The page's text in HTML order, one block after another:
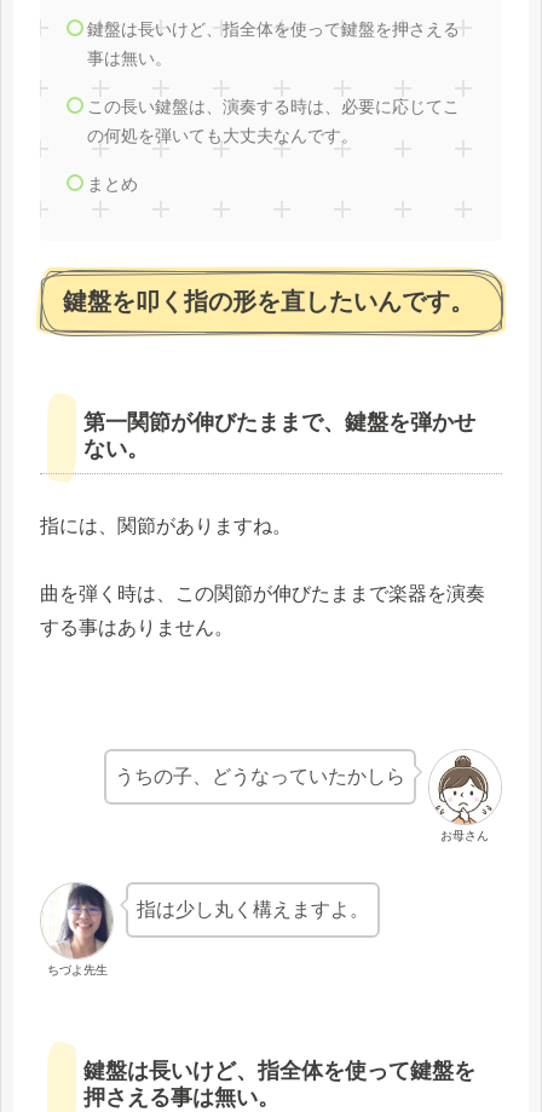
鍵盤は長いけど、指全体を使って鍵盤を押さえる
事は無い。
この長い鍵盤は、演奏する時は、必要に応じてこ
の何処を弾いても大丈夫なんです。
まとめ
鍵盤を叩く指の形を直したいんです。
第一関節が伸びたままで、鍵盤を弾かせ
ない。
指には、関節がありますね。
曲を弾く時は、この関節が伸びたままで楽器を演奏
する事はありません。
お母さん
うちの子、どうなっていたかしら
ちづよ先生
指は少し丸く構えますよ。
鍵盤は長いけど、指全体を使って鍵盤を
押さえる事は無い。